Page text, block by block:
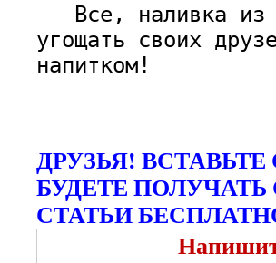
Все, наливка из
угощать своих
напитком!
ДРУЗЬЯ!
БУДЕТЕ
СТАТЬИ